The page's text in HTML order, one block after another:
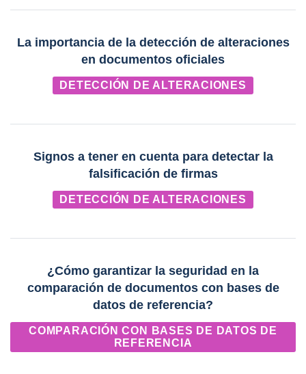
La importancia de la detección de alteraciones
en documentos oficiales
DETECCIÓN DE ALTERACIONES
Signos a tener en cuenta para detectar la
falsificación de firmas
DETECCIÓN DE ALTERACIONES
¿Cómo garantizar la seguridad en la
comparación de documentos con bases de
datos de referencia?
COMPARACIÓN CON BASES DE DATOS DE
REFERENCIA